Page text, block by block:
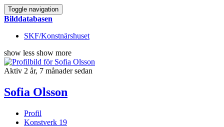
Toggle navigation
Bilddatabasen
SKF/Konstnärshuset
show less show more
Aktiv 2 år, 7 månader sedan
Sofia Olsson
Profil
Konstverk 19